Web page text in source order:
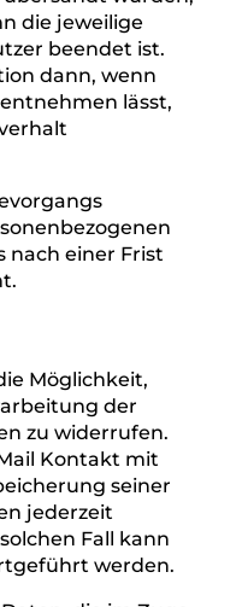
dienen dazu,
zu
unserer
sobald sie für die
Erhebung
Für die
aus der
und
wurden,
die jeweilige
beendet ist.
dann, wenn
lässt,